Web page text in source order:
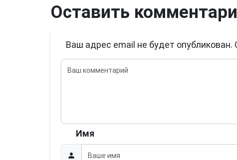
Оставить
Ваш адрес email не будет опубликован.
Имя